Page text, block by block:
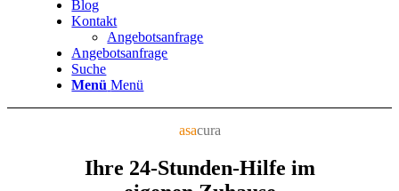
Blog
Kontakt
Angebotsanfrage
Angebotsanfrage
Suche
Menü Menü
asacura
Ihre 24-Stunden-Hilfe im